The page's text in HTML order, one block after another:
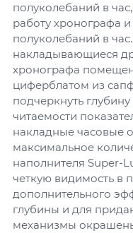
полуколебаний в
работу хронографа
полуколебаний в
накладывающиеся
хронографа
циферблатом из
подчеркнуть
читаемости
накладные часовые
максимальное
наполнителя Super-
четкую видимость в
дополнительного
глубины и для
механизмы